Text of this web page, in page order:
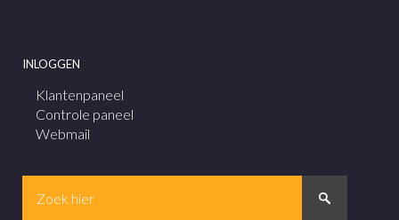
INLOGGEN
Klantenpaneel
Controle paneel
Webmail